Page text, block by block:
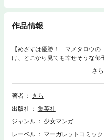
作品情報
【めざすは優勝！ マメタロウの
け、どこから見ても幸せそうな郁
ど、まわりが抱える悩みに少々と
決意をムネに「フリスビードッグ
かっこいい犬になることができ
ほんわかラブストーリー・第17巻。
著者
きら
出版社
集英社
ジャンル
少女マンガ
レーベル
マーガレットコミック